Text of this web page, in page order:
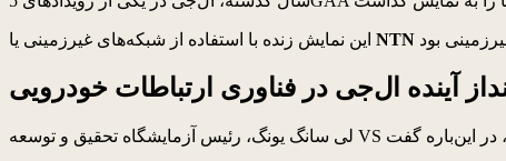
NTN
آینده ال‌جی در فناوری ارتباطات خودرویی